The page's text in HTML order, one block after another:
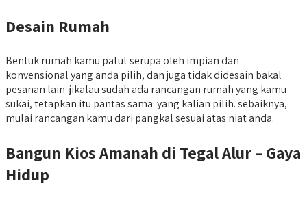
Desain Rumah
Bentuk rumah kamu patut serupa oleh impian dan
konvensional yang anda pilih, dan juga tidak didesain bakal
pesanan lain. jikalau sudah ada rancangan rumah yang kamu
sukai, tetapkan itu pantas sama yang kalian pilih. sebaiknya,
mulai rancangan kamu dari pangkal sesuai atas niat anda.
Bangun Kios Amanah di Tegal Alur – Gaya
Hidup